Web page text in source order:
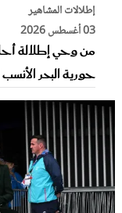
إطلالات المشاهير
03 أغسطس 2026
من وحي إطلالة
حورية البحر